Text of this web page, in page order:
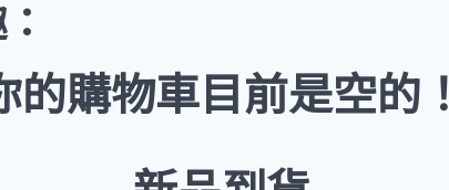
的購物車目前是空的！